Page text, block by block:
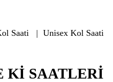
Saati | Unisex Kol Saati
KI SAATLERI